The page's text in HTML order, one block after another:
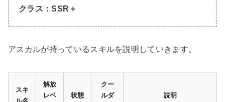
クラス：SSR＋
アスカルが持っているスキルを説明していきます。
スキ
解放
レベ
状態
クー
ルダ
説明